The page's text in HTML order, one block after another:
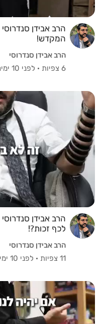
הרב אבידן
המקדש!
הרב אבידן סנדרוסי
6 צפיות
· לפני 10 ימים
הרב אבידן
לכף זכות⁉️
הרב אבידן סנדרוסי
11 צפיות
· לפני 10 ימים